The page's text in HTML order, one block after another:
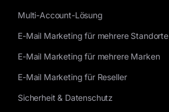
Multi-Account-Lösung
E-Mail Marketing für mehrere Standorte
E-Mail Marketing für mehrere Marken
E-Mail Marketing für Reseller
Sicherheit & Datenschutz